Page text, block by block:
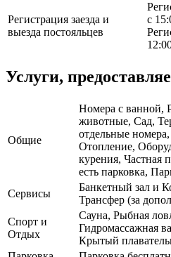
Регистрация заезда и
выезда постояльцев
с
Услуги,
Общие
Номера с ванной,
животные, Сад,
отдельные
Отопление,
курения, Частная
есть парковка,
Сервисы
Банкетный зал и
Трансфер (за
Спорт и
Отдых
Сауна, Рыбная
Гидромассажная
Крытый